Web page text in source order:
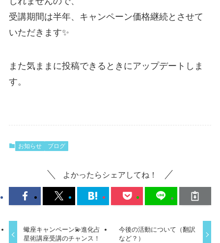
受講期間は半年、キャンペーン価格継続とさせて
いただきます✨
また気ままに投稿できるときにアップデートしま
す。
お知らせ ブログ
よかったらシェアしてね！
蠍座キャンペーン💫進化占
星術講座受講のチャンス！
今後の活動について（翻訳
など？）